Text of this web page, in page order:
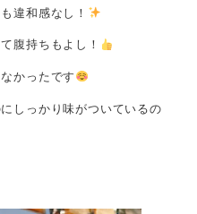
違和感なし！
腹持ちもよし！
かったです
しっかり味がついているの